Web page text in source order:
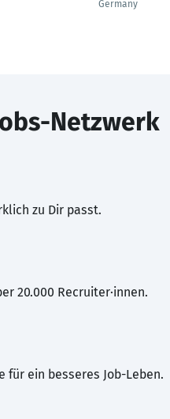
Germany
Netzwerk
zu Dir passt.
20.000 Recruiter·innen.
ein besseres Job-Leben.